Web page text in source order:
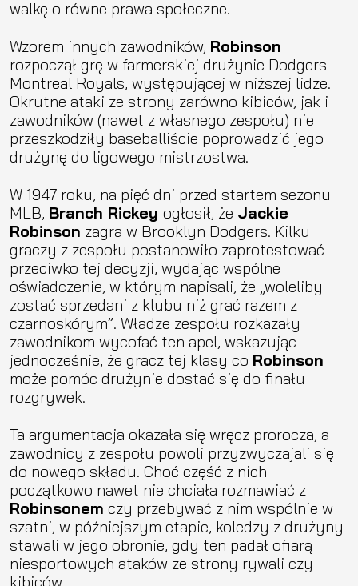
walkę o równe prawa społeczne.
Wzorem innych zawodników, Robinson
rozpoczął grę w farmerskiej drużynie Dodgers –
Montreal Royals, występującej w niższej lidze.
Okrutne ataki ze strony zarówno kibiców, jak i
zawodników (nawet z własnego zespołu) nie
przeszkodziły baseballiście poprowadzić jego
drużynę do ligowego mistrzostwa.
W 1947 roku, na pięć dni przed startem sezonu
MLB, Branch Rickey ogłosił, że Jackie
Robinson zagra w Brooklyn Dodgers. Kilku
graczy z zespołu postanowiło zaprotestować
przeciwko tej decyzji, wydając wspólne
oświadczenie, w którym napisali, że „woleliby
zostać sprzedani z klubu niż grać razem z
czarnoskórym”. Władze zespołu rozkazały
zawodnikom wycofać ten apel, wskazując
jednocześnie, że gracz tej klasy co Robinson
może pomóc drużynie dostać się do finału
rozgrywek.
Ta argumentacja okazała się wręcz prorocza, a
zawodnicy z zespołu powoli przyzwyczajali się
do nowego składu. Choć część z nich
początkowo nawet nie chciała rozmawiać z
Robinsonem czy przebywać z nim wspólnie w
szatni, w późniejszym etapie, koledzy z drużyny
stawali w jego obronie, gdy ten padał ofiarą
niesportowych ataków ze strony rywali czy
kibiców.